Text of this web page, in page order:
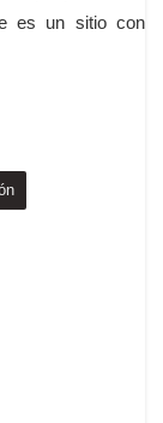
es un sitio con